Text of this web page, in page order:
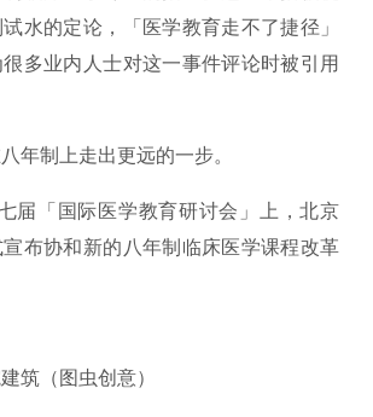
水的定论，「医学教育走不了捷径」
多业内人士对这一事件评论时被引用
年制上走出更远的一步。
届「国际医学教育研讨会」上，北京
布协和新的八年制临床医学课程改革
筑（图虫创意）